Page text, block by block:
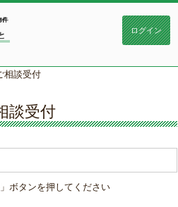
相談受付
談受付
ボタンを押してください